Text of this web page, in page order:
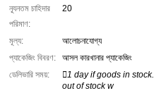
ন্যূনতম চাহিদার
পরিমাণ:
20
মূল্য:
আলোচনাযোগ্য
প্যাকেজিং বিবরণ:
আসল কারখানার প্যাকেজিং
ডেলিভারি সময়:
1 day if goods in stock.
out of stock w